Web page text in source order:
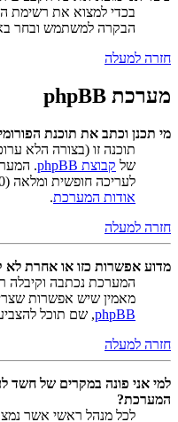
בכדי למצוא את רשימת
הבקרה למשתמש ובחר
חזרה למעלה
מערכת phpBB
מי תכנן וכתב את תוכנת
תוכנה זו (בצורה הלא
של קבוצת phpBB
.
לעריכה חופשית ומלאה (GNU-2.0). לפרטים נוספים בקרו בעמוד
אודות המערכת.
חזרה למעלה
מדוע אפשרות כזו או אחרת לא
מאמין שיש אפשרות
phpBB, שם תוכל
חזרה למעלה
למי אני פונה במקרים של חשד
המערכת?
לכל מנהל ראשי אשר